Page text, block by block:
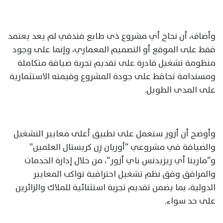
وأضاف، أن نجاح أي مشروع ذى طابع فندقي لم يعد يعتمد
فقط على الموقع أو التصميم المعماري، وإنما على وجود
منظومة تشغيل قادرة على تقديم تجربة ضيافة متكاملة
ومستدامة تحافظ على جودة المشروع وقيمته الاستثمارية
على المدى الطويل.
وأوضح أن أزور ستعمل على تطبيق أعلى معايير التشغيل
والضيافة في مشروعي “أوربان زِن كريستال العلمين”
و”مارينا أي ريزيدنس باي أزور”، من خلال إدارة الخدمات
والمرافق وفق نظم تشغيل احترافية تواكب المعايير
الدولية، بما يضمن تقديم تجربة استثنائية للملاك والزائرين
على حد سواء.